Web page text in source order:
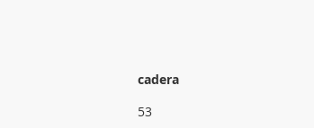
cadera
53